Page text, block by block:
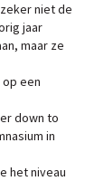
niet de
jaar
maar ze
een
down to
in
het niveau